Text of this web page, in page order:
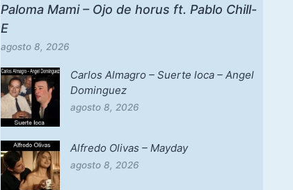
Paloma Mami – Ojo de horus ft. Pablo Chill-
E
agosto 8, 2026
Carlos Almagro – Suerte loca – Angel
Dominguez
agosto 8, 2026
Alfredo Olivas – Mayday
agosto 8, 2026